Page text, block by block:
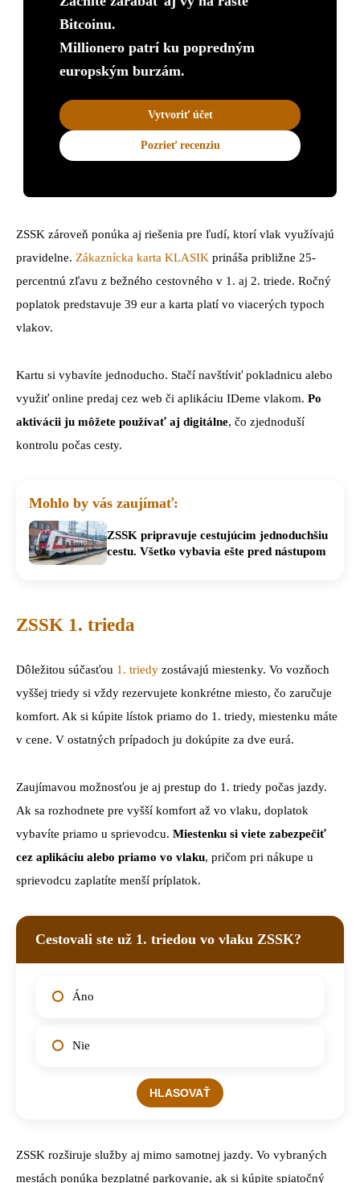
Bitcoinu.
Millionero patrí ku popredným
europským burzám.
Vytvoriť účet
Pozrieť recenziu
ZSSK zároveň ponúka aj riešenia pre ľudí, ktorí vlak využívajú
pravidelne. Zákaznícka karta KLASIK prináša približne 25-
percentnú zľavu z bežného cestovného v 1. aj 2. triede. Ročný
poplatok predstavuje 39 eur a karta platí vo viacerých typoch
vlakov.
Kartu si vybavíte jednoducho. Stačí navštíviť pokladnicu alebo
využiť online predaj cez web či aplikáciu IDeme vlakom. Po
aktivácii ju môžete používať aj digitálne, čo zjednoduší
kontrolu počas cesty.
Mohlo by vás zaujímať:
ZSSK pripravuje cestujúcim jednoduchšiu
cestu. Všetko vybavia ešte pred nástupom
ZSSK 1. trieda
Dôležitou súčasťou 1. triedy zostávajú miestenky. Vo vozňoch
vyššej triedy si vždy rezervujete konkrétne miesto, čo zaručuje
komfort. Ak si kúpite lístok priamo do 1. triedy, miestenku máte
v cene. V ostatných prípadoch ju dokúpite za dve eurá.
Zaujímavou možnosťou je aj prestup do 1. triedy počas jazdy.
Ak sa rozhodnete pre vyšší komfort až vo vlaku, doplatok
vybavíte priamo u sprievodcu. Miestenku si viete zabezpečiť
cez aplikáciu alebo priamo vo vlaku, pričom pri nákupe u
sprievodcu zaplatíte menší príplatok.
Cestovali ste už 1. triedou vo vlaku ZSSK?
Áno
Nie
ZSSK rozširuje služby aj mimo samotnej jazdy. Vo vybraných
mestách ponúka bezplatné parkovanie, ak si kúpite spiatočný